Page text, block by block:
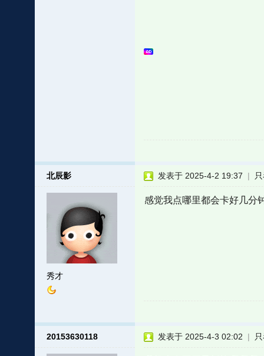
北辰影
秀才
发表于 2025-4-2 19:37 |
感觉我点哪里都会卡好几分
20153630118 发表于 2025-4-3 02:02 |